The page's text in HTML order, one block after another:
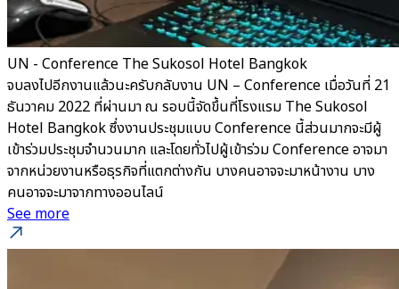
UN - Conference The Sukosol Hotel Bangkok
จบลงไปอีกงานแล้วนะครับกลับงาน UN – Conference เมื่อวันที่ 21
ธันวาคม 2022 ที่ผ่านมา ณ รอบนี้จัดขึ้นที่โรงแรม The Sukosol
Hotel Bangkok ซึ่งงานประชุมแบบ Conference นี้ส่วนมากจะมีผู้
เข้าร่วมประชุมจำนวนมาก และโดยทั่วไปผู้เข้าร่วม Conference อาจมา
จากหน่วยงานหรือธุรกิจที่แตกต่างกัน บางคนอาจจะมาหน้างาน บาง
คนอาจจะมาจากทางออนไลน์
See more